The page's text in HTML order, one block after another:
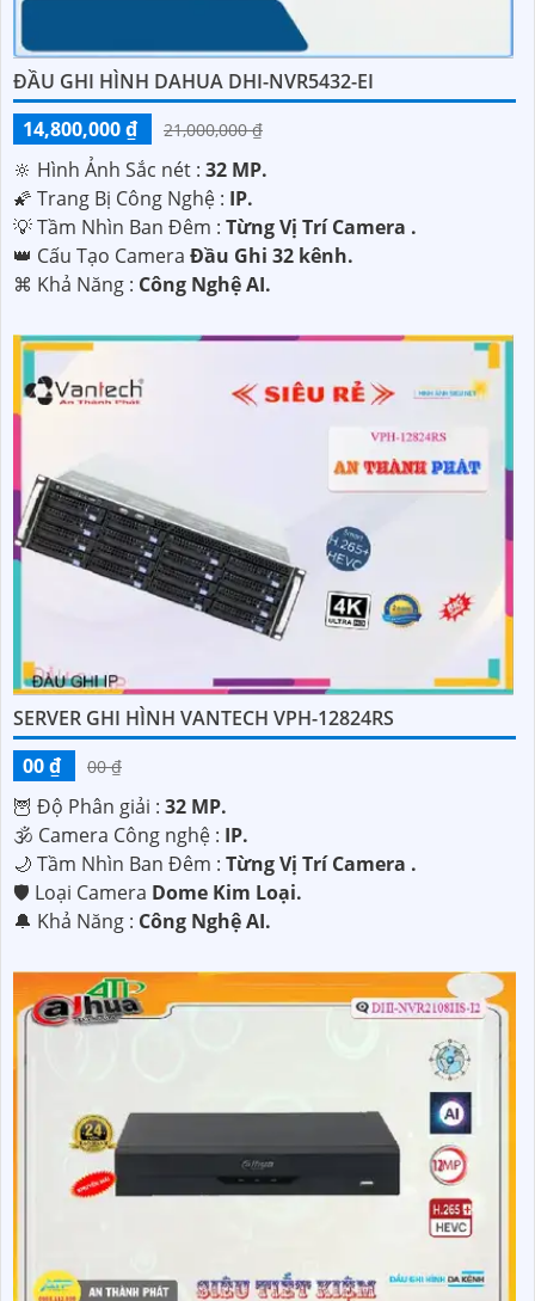
ĐẦU GHI HÌNH DAHUA DHI-NVR5432-EI
14,800,000 ₫
21,000,000 ₫
🔆 Hình Ảnh Sắc nét : 32 MP.
🌠 Trang Bị Công Nghệ : IP.
💡 Tầm Nhìn Ban Đêm : Từng Vị Trí Camera .
👑 Cấu Tạo Camera Đầu Ghi 32 kênh.
️⌘ Khả Năng : Công Nghệ AI.
SERVER GHI HÌNH VANTECH VPH-12824RS
00 ₫
00 ₫
🦉 Độ Phân giải : 32 MP.
🕉️ Camera Công nghệ : IP.
🌙 Tầm Nhìn Ban Đêm : Từng Vị Trí Camera .
🛡 Loại Camera Dome Kim Loại.
️🔔 Khả Năng : Công Nghệ AI.